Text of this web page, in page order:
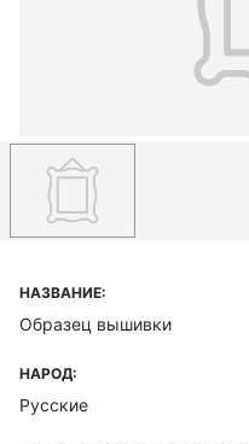
НАЗВАНИЕ:
Образец вышивки
НАРОД:
Русские